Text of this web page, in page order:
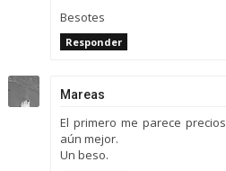
Besotes
Responder
Mareas
El primero me parece
aún mejor.
Un beso.